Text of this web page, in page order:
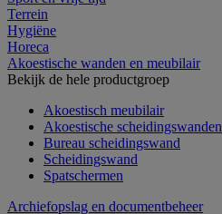
Terrein
Hygiëne
Horeca
Akoestische wanden en meubilair
Bekijk de hele productgroep
Akoestisch meubilair
Akoestische scheidingswanden
Bureau scheidingswand
Scheidingswand
Spatschermen
Archiefopslag en documentbeheer